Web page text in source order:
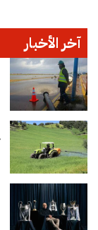
آخر الأخبار